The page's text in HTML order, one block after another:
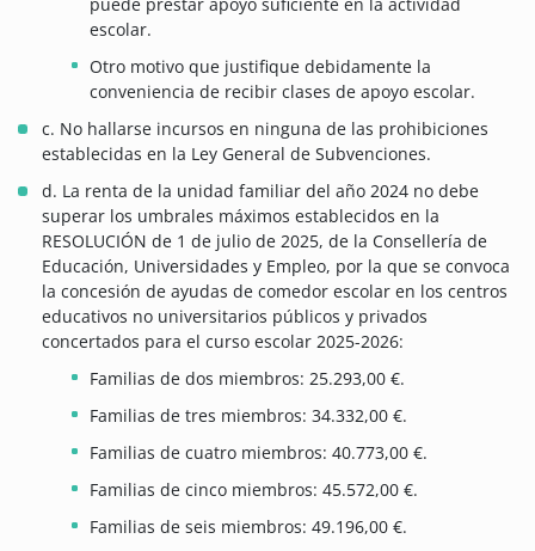
escolar.
Otro motivo que justifique debidamente la
conveniencia de recibir clases de apoyo escolar.
c. No hallarse incursos en ninguna de las prohibiciones
establecidas en la Ley General de Subvenciones.
d. La renta de la unidad familiar del año 2024 no debe
superar los umbrales máximos establecidos en la
RESOLUCIÓN de 1 de julio de 2025, de la Consellería de
Educación, Universidades y Empleo, por la que se convoca
la concesión de ayudas de comedor escolar en los centros
educativos no universitarios públicos y privados
concertados para el curso escolar 2025-2026:
Familias de dos miembros: 25.293,00 €.
Familias de tres miembros: 34.332,00 €.
Familias de cuatro miembros: 40.773,00 €.
Familias de cinco miembros: 45.572,00 €.
Familias de seis miembros: 49.196,00 €.